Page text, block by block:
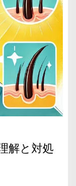
解と対処